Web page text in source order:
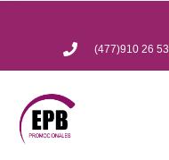
(477)910 26 53